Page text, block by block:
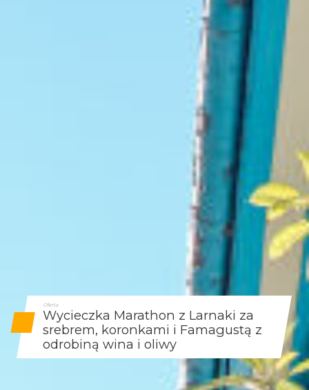
Oferta
Wycieczka Marathon z Larnaki za
srebrem, koronkami i Famagustą z
odrobiną wina i oliwy